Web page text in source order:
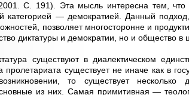
С. 191). Эта мысль интересна тем, что
категорией — демократией. Данный
позволяет многосторонне и
диктатуры и демократии, но и общество в
существуют в диалектическом
пролетариата существует не иначе как в
то существует несколько
из них. Самая примитивная —